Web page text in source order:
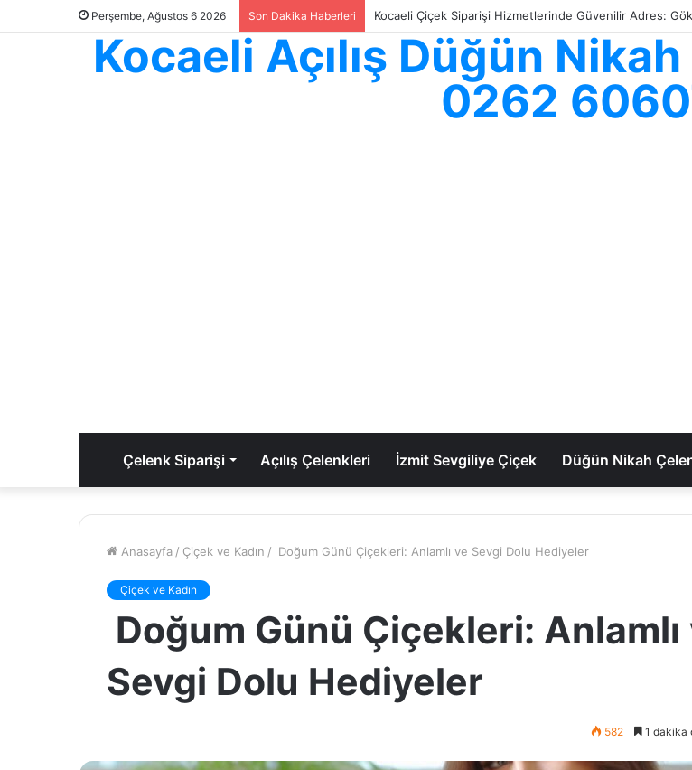
Perşembe, Ağustos 6 2026 Son Dakika Haberleri Kocaeli Çiçek Siparişi Hizmetlerinde Güvenilir Adres:
Kocaeli Açılış Düğün
0262
Çelenk Siparişi Açılış Çelenkleri İzmit Sevgiliye Çiçek Düğün Nikah
Anasayfa / Çiçek ve Kadın / Doğum Günü Çiçekleri: Anlamlı ve Sevgi Dolu Hediyeler
Çiçek ve Kadın
Doğum Günü Çiçekleri: Anlamlı
Sevgi Dolu Hediyeler
582 1 dakika